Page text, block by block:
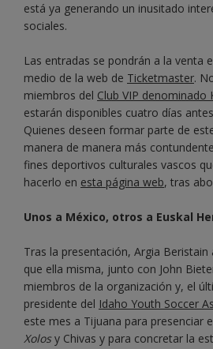
está ya generando un inusitado
sociales.
Las entradas se pondrán a la venta
medio de la web de Ticketmaster.
miembros del Club VIP denominado
estarán disponibles cuatro días
Quienes deseen formar parte de
manera de manera más
fines deportivos culturales vascos
hacerlo en esta página web, tras
Unos a México, otros a Euskal
Tras la presentación, Argia
que ella misma, junto con John
miembros de la organización y, el
presidente del Idaho Youth Soccer
este mes a Tijuana para presenciar
Xolosy Chivas y para concretar la